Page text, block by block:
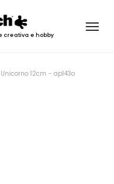
creativa e hobby
Unicorno 12cm - ap143o